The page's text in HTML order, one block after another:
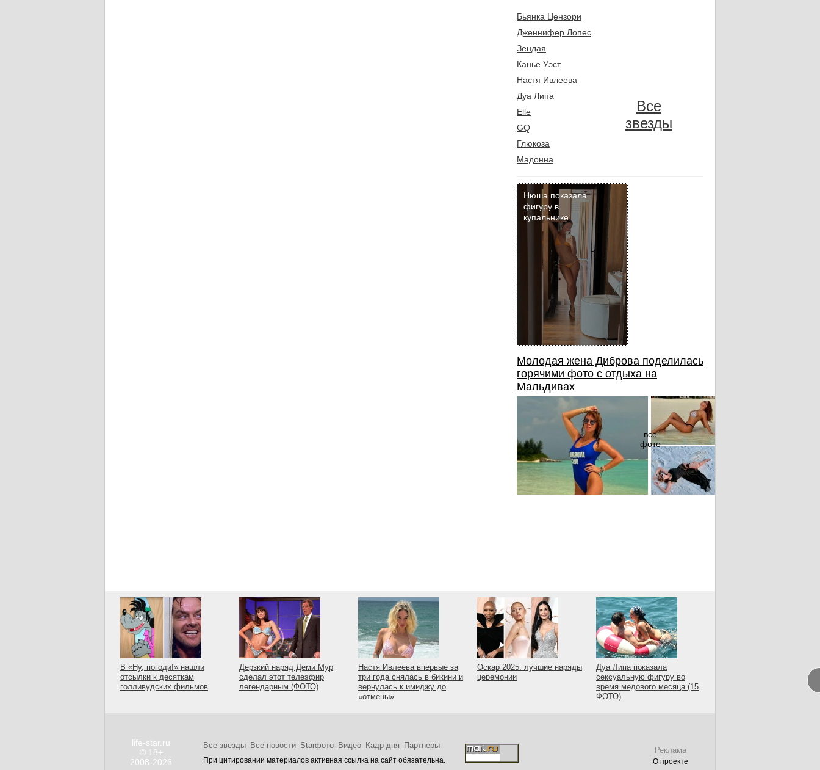
Бьянка Цензори
Дженнифер Лопес
Зендая
Канье Уэст
Настя Ивлеева
Дуа Липа
Elle
GQ
Глюкоза
Мадонна
Все
звезды
Нюша показала
фигуру в
купальнике
Молодая жена Диброва поделилась
горячими фото с отдыха на
Мальдивах
все
фото
В «Ну, погоди!» нашли
отсылки к десяткам
голливудских фильмов
Дерзкий наряд Деми Мур
сделал этот телеэфир
легендарным (ФОТО)
Настя Ивлеева впервые за
три года снялась в бикини и
вернулась к имиджу до
«отмены»
Оскар 2025: лучшие наряды
церемонии
Дуа Липа показала
сексуальную фигуру во
время медового месяца (15
ФОТО)
life-star.ru
© 18+
2008-2026
Все звезды Все новости Starфото Видео Кадр дня Партнеры
При цитировании материалов активная ссылка на сайт обязательна.
Реклама
О проекте